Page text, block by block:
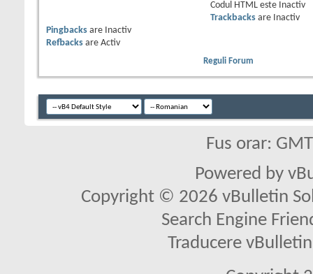
Codul HTML este
Inactiv
Trackbacksare
Inactiv
Pingbacks are
Inactiv
Refbacks are Activ
Reguli Forum
Fus orar:
Powered by
Copyright © 2026 vBulletin
Search Engine
Traducere